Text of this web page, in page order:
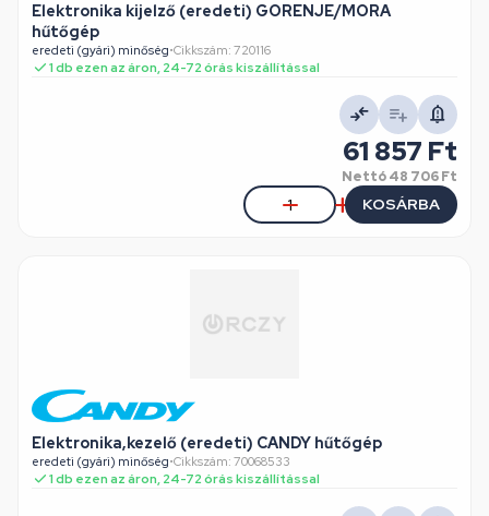
Elektronika kijelző (eredeti) GORENJE/MORA
hűtőgép
eredeti (gyári) minőség•Cikkszám: 720116
1 db ezen az áron, 24-72 órás kiszállítással
61 857 Ft
Nettó48 706 Ft
KOSÁRBA
Elektronika,kezelő (eredeti) CANDY hűtőgép
eredeti (gyári) minőség•Cikkszám: 70068533
1 db ezen az áron, 24-72 órás kiszállítással